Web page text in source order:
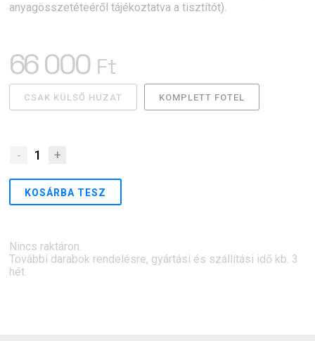
anyagösszetéteéről tájékoztatva a tisztítót).
66 000 Ft
CSAK KÜLSŐ HUZAT KOMPLETT FOTEL
- 1 +
KOSÁRBA TESZ
Nincs raktáron.
További darabok rendelésre, gyártási és szállítási idő kb. 3
hét.